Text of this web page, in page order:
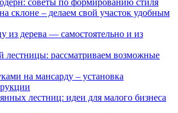
советы по формированию стиля
склоне – делаем свой участок удобным
из дерева — самостоятельно и из
лестницы: рассматриваем возможные
на мансарду – установка
лестниц: идеи для малого бизнеса